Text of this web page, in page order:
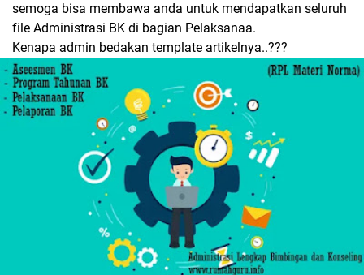
semoga bisa membawa anda untuk mendapatkan seluruh
file Administrasi BK di bagian Pelaksanaa.
Kenapa admin bedakan template artikelnya..???